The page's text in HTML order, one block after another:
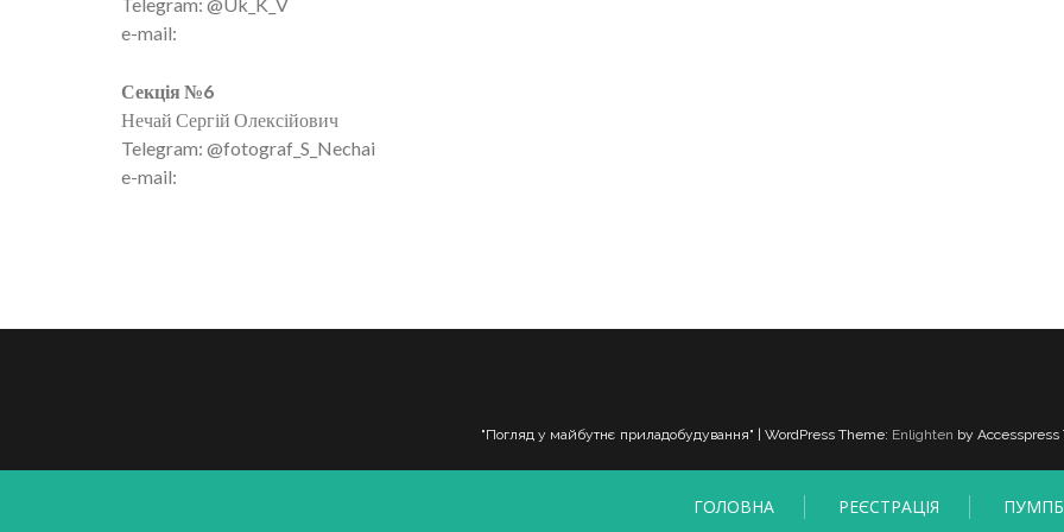
ГОЛОВНА РЕЄСТРАЦІЯ ПУМПБ
e-mail:
Секція №6
Нечай Сергій Олексійович
Telegram: @fotograf_S_Nechai
e-mail:
"Погляд у майбутнє приладобудування" | WordPress Theme: Enlighten by Accesspress